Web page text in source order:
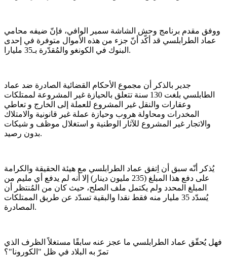
ووفق مقدم برنامج وحش الشاشة سمير الوافي، فإنّ ضيفه محامي
عماد الطرابلسي قد أكّد أنّ جزء من هذه الأموال متوفرة في إحدى
البنوك في الكونغو والمُقدّرة بـ35 مليارا.
جدير بالذكر أن مجموع الأحكام القضائية الصادرة ضد عماد
الطابلسي بلغت 130 سنة تتعلق بالحيازة غير المشروعة لممتلكات
وعقارات والنقل غير المشروع للعملة إلى الخارج و تعاطي
المخدرات ومحاولة هروب وحيازة عملة غير قانونية والامتلاك
والاتجار غير المشروع للآثار الوطنية و استغلال موظف و شيكات
بدون رصيد.
يُذكر أنّه سبق أن اِتفق عماد الطرابلسي مع هيئة الحقيقة والكرامة
على دفع هذا المبلغ (235 مليون دينار) إلا أنه لم يدفع أي مليم من
المبلغ المحدد ولم يكتمل ملف الصلح، حيث كان من المُنتظر أن
يُسدّد 35 مليار منه فقط نقدا والبقية تسدّد عن طريق الممتلكات
المصادرة.
فهل يُحقّق عماد الطرابلسي ما عجز عنه سابقًا مستغلاً الظرف الذي
تمرّ به البلاد في ظل "الكورونا"؟